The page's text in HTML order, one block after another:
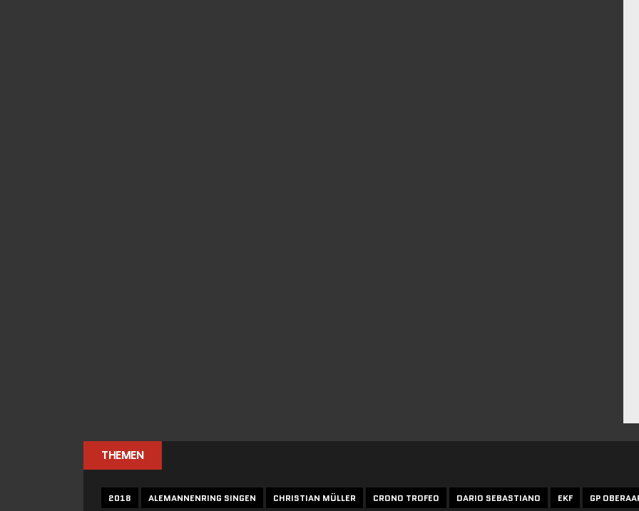
THEMEN
2018 ALEMANNENRING SINGEN CHRISTIAN MÜLLER CRONO TROFEO DARIO SEBASTIANO EKF GP